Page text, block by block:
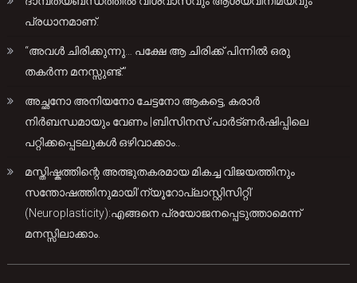
പ്രധാനമാണ്.
“അവൾ ചിരിക്കുന്നു… പക്ഷേ ആ ചിരിക്ക് പിന്നിൽ ഒരു
തകർന്ന മനസ്സുണ്ട്.”
അച്ഛനോ അനിയനോ ചേട്ടനോ ആകട്ടെ, കരാർ
നിർബന്ധമായും വേണം |ബിസിനസ് പാർട്ണർഷിപ്പിലെ
പറ്റിക്കപ്പെടലുകൾ ഒഴിവാക്കാം..
മസ്തിഷ്കത്തിന്റെ അത്ഭുതകരമായ മികച്ച വിജയത്തിനും
സന്തോഷത്തിനുമായി’ന്യൂറോപ്ലാസ്റ്റിസിറ്റി’
(Neuroplasticity):എങ്ങനെ പ്രയോജനപ്പെടുത്താമെന്ന്
മനസ്സിലാക്കാം.